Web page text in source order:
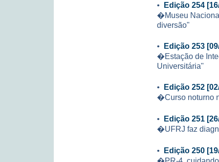
• Edição 254
�Museu
diversão"
• Edição 253
�Estação de
Universitária"
• Edição 252
�Curso noturno
• Edição 251
�UFRJ faz
• Edição 250